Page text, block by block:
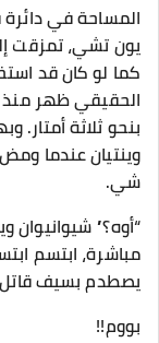
المساحة في دائرة
يون تشي، تمزقت
كما لو كان قد
الحقيقي ظهر منذ
بنحو ثلاثة
وينتيان عندما
شي.
“أوه؟” شيوانيوان
مباشرة، ابتسم
يصطدم بسيف قاتل
بووم!!